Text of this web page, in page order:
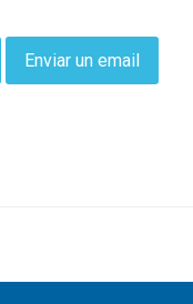
Enviar un email